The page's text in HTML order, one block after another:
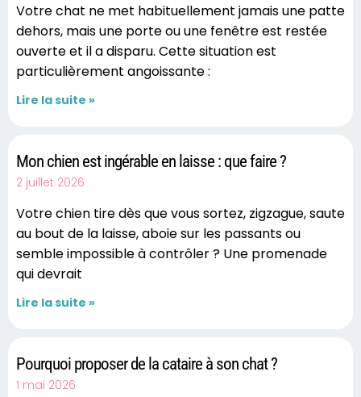
Votre chat ne met habituellement jamais une patte
dehors, mais une porte ou une fenêtre est restée
ouverte et il a disparu. Cette situation est
particulièrement angoissante :
Lire la suite »
Mon chien est ingérable en laisse : que faire ?
2 juillet 2026
Votre chien tire dès que vous sortez, zigzague, saute
au bout de la laisse, aboie sur les passants ou
semble impossible à contrôler ? Une promenade
qui devrait
Lire la suite »
Pourquoi proposer de la cataire à son chat ?
1 mai 2026